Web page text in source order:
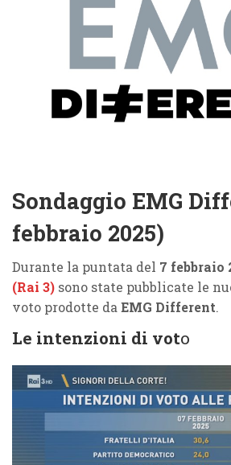
Sondaggio EMG
febbraio 2025)
Durante la puntata del 7 febbraio
(Rai 3) sono state pubblicate le
voto prodotte da EMG Different.
Le intenzioni di voto